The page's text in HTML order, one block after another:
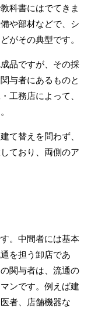
科書にはでてきま
や部材などで、シ
がその典型です。
品ですが、その採
与者にあるものと
工務店によって、
て替えを問わず、
ており、両側のア
。中間者には基本
を担う卸店であ
関与者は、流通の
ンです。例えば建
者、店舗機器な